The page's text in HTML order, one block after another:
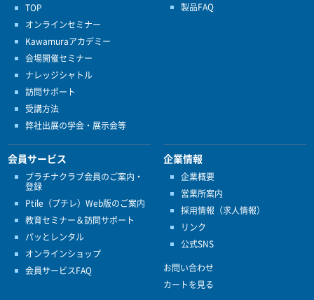
TOP
オンラインセミナー
Kawamuraアカデミー
会場開催セミナー
ナレッジシャトル
訪問サポート
受講方法
弊社出展の学会・展示会等
製品FAQ
会員サービス
プラチナクラブ会員のご案内・
登録
Ptile（プチレ）Web版のご案内
教育セミナー＆訪問サポート
パッとレンタル
オンラインショップ
会員サービスFAQ
企業情報
企業概要
営業所案内
採用情報（求人情報）
リンク
公式SNS
お問い合わせ
カートを見る